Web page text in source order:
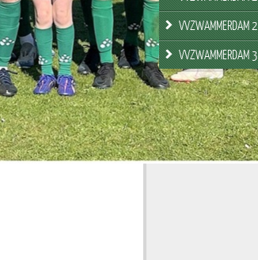
VVZWAMMERDAM 2
VVZWAMMERDAM 3